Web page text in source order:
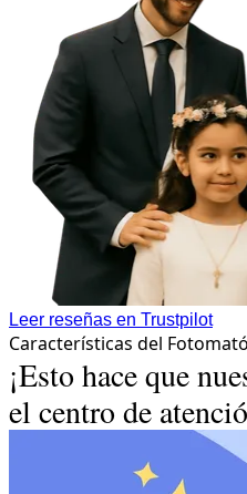
Leer reseñas en Trustpilot
Características del
¡Esto hace que
el centro de